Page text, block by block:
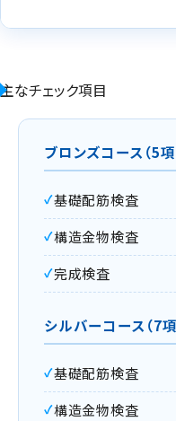
主なチェック項目
ブロンズコース（
基礎配筋検査
構造金物検査
完成検査
シルバーコース（
基礎配筋検査
構造金物検査